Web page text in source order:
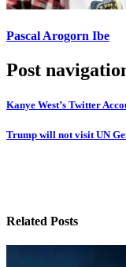
Pascal Arogorn Ibe
Post
Kanye West’s Twitter
Trump will not visit UN
Related Posts